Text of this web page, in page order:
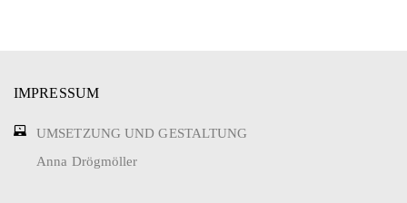
IMPRESSUM
UMSETZUNG UND GESTALTUNG
Anna Drögmöller